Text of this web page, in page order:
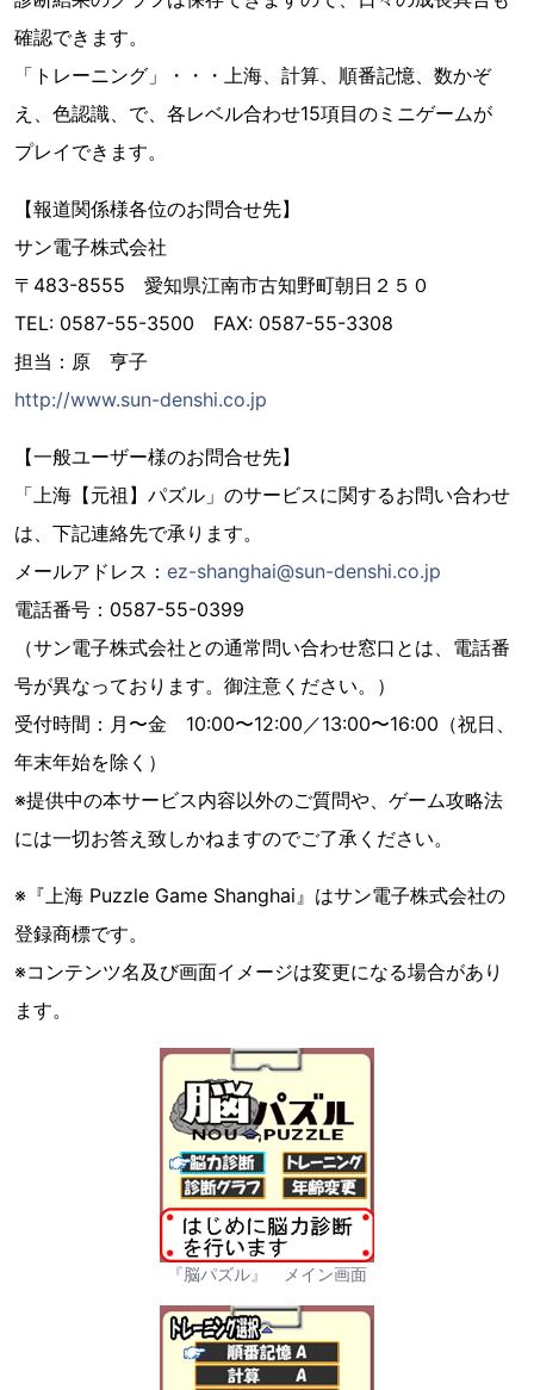
確認できます。
「トレーニング」・・・上海、計算、順番記憶、数かぞ
え、色認識、で、各レベル合わせ15項目のミニゲームが
プレイできます。
【報道関係様各位のお問合せ先】
サン電子株式会社
〒483-8555 愛知県江南市古知野町朝日２５０
TEL: 0587-55-3500 FAX: 0587-55-3308
担当：原 亨子
http://www.sun-denshi.co.jp
【一般ユーザー様のお問合せ先】
「上海【元祖】パズル」のサービスに関するお問い合わせ
は、下記連絡先で承ります。
メールアドレス： ez-shanghai@sun-denshi.co.jp
電話番号：0587-55-0399
（サン電子株式会社との通常問い合わせ窓口とは、電話番
号が異なっております。御注意ください。）
受付時間：月〜金 10:00〜12:00／13:00〜16:00（祝日、
年末年始を除く）
※提供中の本サービス内容以外のご質問や、ゲーム攻略法
には一切お答え致しかねますのでご了承ください。
※『上海 Puzzle Game Shanghai』はサン電子株式会社の
登録商標です。
※コンテンツ名及び画面イメージは変更になる場合があり
ます。
『脳パズル』 メイン画面